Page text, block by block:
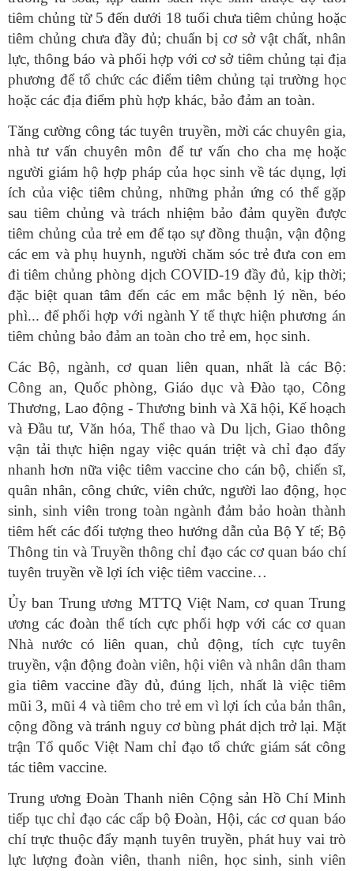
tiêm chủng từ 5 đến dưới 18 tuổi chưa tiêm chủng hoặc
tiêm chủng chưa đầy đủ; chuẩn bị cơ sở vật chất, nhân
lực, thông báo và phối hợp với cơ sở tiêm chủng tại địa
phương để tổ chức các điểm tiêm chủng tại trường học
hoặc các địa điểm phù hợp khác, bảo đảm an toàn.
Tăng cường công tác tuyên truyền, mời các chuyên gia,
nhà tư vấn chuyên môn để tư vấn cho cha mẹ hoặc
người giám hộ hợp pháp của học sinh về tác dụng, lợi
ích của việc tiêm chủng, những phản ứng có thể gặp
sau tiêm chủng và trách nhiệm bảo đảm quyền được
tiêm chủng của trẻ em để tạo sự đồng thuận, vận động
các em và phụ huynh, người chăm sóc trẻ đưa con em
đi tiêm chủng phòng dịch COVID-19 đầy đủ, kịp thời;
đặc biệt quan tâm đến các em mắc bệnh lý nền, béo
phì... để phối hợp với ngành Y tế thực hiện phương án
tiêm chủng bảo đảm an toàn cho trẻ em, học sinh.
Các Bộ, ngành, cơ quan liên quan, nhất là các Bộ:
Công an, Quốc phòng, Giáo dục và Đào tạo, Công
Thương, Lao động - Thương binh và Xã hội, Kế hoạch
và Đầu tư, Văn hóa, Thể thao và Du lịch, Giao thông
vận tải thực hiện ngay việc quán triệt và chỉ đạo đẩy
nhanh hơn nữa việc tiêm vaccine cho cán bộ, chiến sĩ,
quân nhân, công chức, viên chức, người lao động, học
sinh, sinh viên trong toàn ngành đảm bảo hoàn thành
tiêm hết các đối tượng theo hướng dẫn của Bộ Y tế; Bộ
Thông tin và Truyền thông chỉ đạo các cơ quan báo chí
tuyên truyền về lợi ích việc tiêm vaccine…
Ủy ban Trung ương MTTQ Việt Nam, cơ quan Trung
ương các đoàn thể tích cực phối hợp với các cơ quan
Nhà nước có liên quan, chủ động, tích cực tuyên
truyền, vận động đoàn viên, hội viên và nhân dân tham
gia tiêm vaccine đầy đủ, đúng lịch, nhất là việc tiêm
mũi 3, mũi 4 và tiêm cho trẻ em vì lợi ích của bản thân,
cộng đồng và tránh nguy cơ bùng phát dịch trở lại. Mặt
trận Tổ quốc Việt Nam chỉ đạo tổ chức giám sát công
tác tiêm vaccine.
Trung ương Đoàn Thanh niên Cộng sản Hồ Chí Minh
tiếp tục chỉ đạo các cấp bộ Đoàn, Hội, các cơ quan báo
chí trực thuộc đẩy mạnh tuyên truyền, phát huy vai trò
lực lượng đoàn viên, thanh niên, học sinh, sinh viên